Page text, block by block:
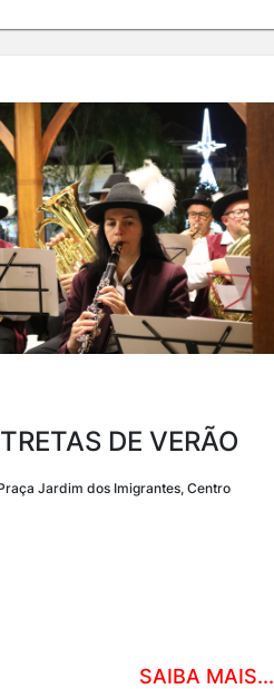
DE VERÃO
Jardim dos Imigrantes, Centro
SAIBA MAIS...